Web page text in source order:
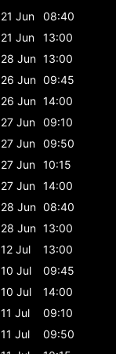
21 Jun
08:40
21 Jun
13:00
28 Jun 13:00
26 Jun 09:45
26 Jun 14:00
27 Jun 09:10
27 Jun 09:50
27 Jun 10:15
27 Jun 14:00
28 Jun 08:40
28 Jun 13:00
12 Jul
13:00
10 Jul
09:45
10 Jul
14:00
11 Jul
09:10
11 Jul
09:50